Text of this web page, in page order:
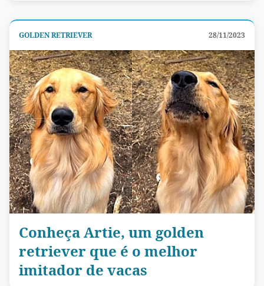
GOLDEN RETRIEVER 28/11/2023
Conheça Artie, um golden
retriever que é o melhor
imitador de vacas